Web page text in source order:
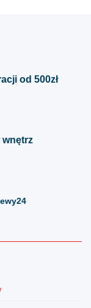
od 500zł
wnętrz